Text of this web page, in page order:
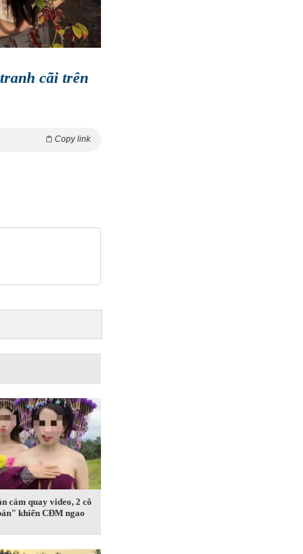
cãi trên
Copy link
cảm quay video, 2 cô
khiến CĐM ngao